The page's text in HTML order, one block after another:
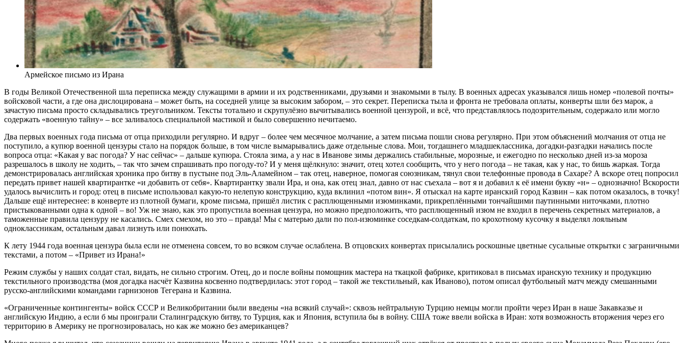
Армейское письмо из Ирана
В годы Великой Отечественной шла переписка между служащими в армии и их родственниками, друзьями и знакомыми в тылу. В военных адресах указывался лишь номер «полевой почты»
войсковой части, а где она дислоцирована – может быть, на соседней улице за высоким забором, – это секрет. Переписка тыла и фронта не требовала оплаты, конверты шли без марок, а
зачастую письма просто складывались треугольником. Тексты тотально и скрупулёзно вычитывались военной цензурой, и всё, что представлялось подозрительным, содержало или могло
содержать «военную тайну» – все заливалось специальной мастикой и было совершенно нечитаемо.
Два первых военных года письма от отца приходили регулярно. И вдруг – более чем месячное молчание, а затем письма пошли снова регулярно. При этом объяснений молчания от отца не
поступило, а купюр военной цензуры стало на порядок больше, в том числе вымары­вались даже отдельные слова. Мои, тогдашнего младшеклассника, догадки-разгадки начались после
вопроса отца: «Какая у вас погода? У нас сейчас» – дальше купюра. Стояла зима, а у нас в Иванове зимы держались стабильные, морозные, и ежегодно по несколько дней из-за мороза
разрешалось в школу не ходить, – так что зачем спрашивать про погоду-то? И у меня щёлкнуло: значит, отец хотел сообщить, что у него погода – не такая, как у нас, то бишь жаркая. Тогда
демонстрировалась английская хроника про битву в пустыне под Эль-Аламейном – так отец, наверное, помогая союзникам, тянул свои телефонные провода в Сахаре? А вскоре отец попросил
передать привет нашей квартирантке «и добавить от себя». Квартирантку звали Ира, и она, как отец знал, давно от нас съехала – вот я и добавил к её имени букву «н» – однозначно! Вскорости
удалось вычислить и город: отец в письме использовал какую-то нелепую конструкцию, куда вклинил «потом вин». Я отыскал на карте иранский город Казвин – как потом оказалось, в точку!
Дальше ещё интереснее: в конверте из плотной бумаги, кроме письма, пришёл листик с расплющенными изюминками, прикреплёнными тончайшими паутинными ниточками, плотно
пристыкованными одна к одной – во! Уж не знаю, как это пропустила военная цензура, но можно предположить, что расплющенный изюм не входил в перечень секретных материалов, а
таможенные правила цензуру не касались. Смех смехом, но это – правда! Мы с матерью дали по пол-изюминке соседкам-солдаткам, по крохотному кусочку я выделял лояльным
одноклассникам, остальным давал лизнуть или понюхать.
К лету 1944 года военная цензура была если не отменена совсем, то во всяком случае ослаблена. В отцовских конвертах присылались рос­кошные цветные сусальные открытки с заграничными
текстами, а потом – «Привет из Ирана!»
Режим службы у наших солдат стал, видать, не сильно строгим. Отец, до и после войны помощник мастера на ткацкой фабрике, критиковал в письмах иранскую технику и продукцию
текстильного производства (моя догадка насчёт Казвина косвенно подтвердилась: этот город – такой же текстильный, как Иваново), потом описал футбольный матч между смешанными
русско-английскими командами гарнизонов Тегерана и Казвина.
«Ограниченные контингенты» войск СССР и Великобритании были введены «на всякий случай»: сквозь нейтральную Турцию немцы могли пройти через Иран в наше Закавказье и
английскую Индию, а если б мы проиграли Сталинградскую битву, то Турция, как и Япония, вступила бы в войну. США тоже ввели войска в Иран: хотя возможность вторжения через его
территорию в Америку не прогнозировалась, но как же можно без американцев?